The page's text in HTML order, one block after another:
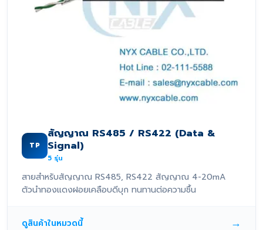
TP
สัญญาณ RS485 / RS422 (Data &
Signal)
5 รุ่น
สายสำหรับสัญญาณ RS485, RS422 สัญญาณ 4-20mA
ตัวนำทองแดงฝอยเคลือบดีบุก ทนทานต่อความชื้น
ดูสินค้าในหมวดนี้ →